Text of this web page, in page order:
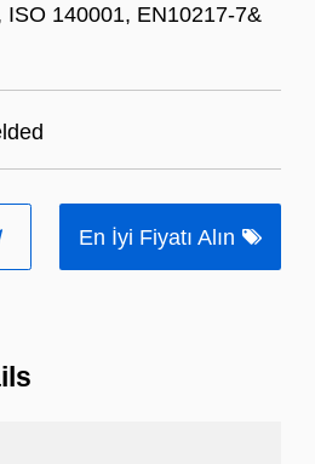
ISO 140001, EN10217-7&
En İyi Fiyatı Alın